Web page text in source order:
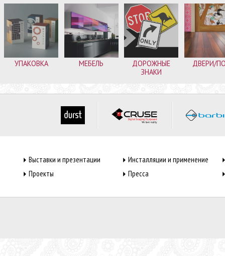
УПАКОВКА МЕБЕЛЬ
ДОРОЖНЫЕ
ЗНАКИ
ДВЕРИ/
Выставки и презентации
Инсталляции и применение
Проекты
Пресса